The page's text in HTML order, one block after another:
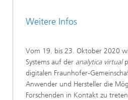
Weitere Infos
Vom 19. bis 23. Oktober 2020
Systems auf der analytica virtual
digitalen Fraunhofer-
Anwender und Hersteller die
Forschenden in Kontakt zu